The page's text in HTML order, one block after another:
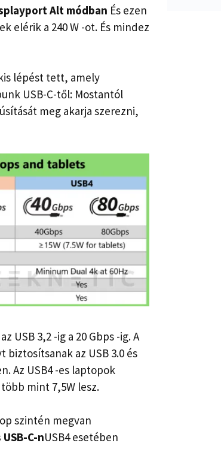
Alt módban És ezen
elérik a 240 W -ot. És mindez
lépést tett, amely
USB-C-től: Mostantól
meg akarja szerezni,
USB 3,2 -ig a 20 Gbps -ig. A
az USB 3.0 és
Az USB4 -es laptopok
mint 7,5W lesz.
szintén megvan
C-nUSB4 esetében